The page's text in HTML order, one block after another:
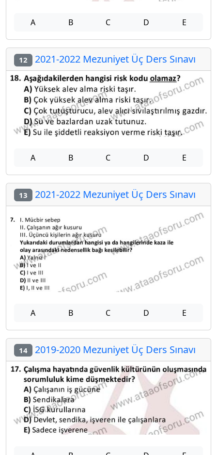
A B C D E
12 2021-2022 Mezuniyet Üç Ders Sınavı
A B C D E
13 2021-2022 Mezuniyet Üç Ders Sınavı
A B C D E
14 2019-2020 Mezuniyet Üç Ders Sınavı